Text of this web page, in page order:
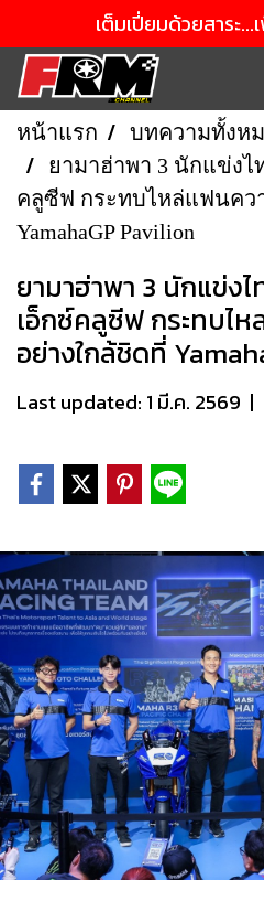
เต็มเปี่ยมด้วยสาระ
หน้าแรก บทความทั้งห
ยามาฮ่าพา 3 นักแข่ง
คลูซีฟ กระทบไหล่แฟนคว
YamahaGP Pavilion
ยามาฮ่าพา 3 นักแข่ง
เอ็กซ์คลูซีฟ กระทบไ
อย่างใกล้ชิดที่
Last updated: 1 มี.ค. 2569 |